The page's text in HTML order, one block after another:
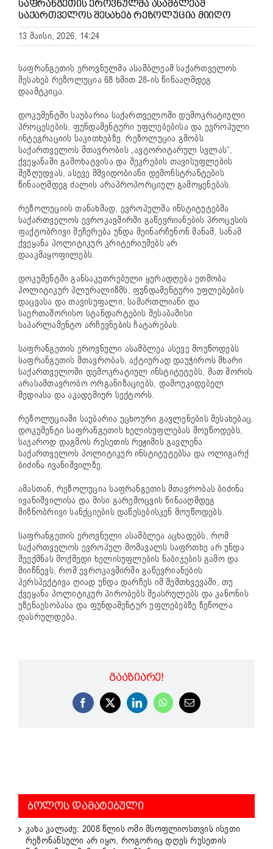
ᲡᲐᲤᲠᲐᲜᲒᲔᲗᲘᲡ ᲔᲠᲝᲕᲜᲣᲚᲛᲐ ᲐᲡᲐᲛᲑᲚᲔᲐᲛ
ᲡᲐᲥᲐᲠᲗᲕᲔᲚᲝᲡ ᲨᲔᲡᲐᲮᲔᲑ ᲠᲔᲖᲝᲚᲣᲪᲘᲐ ᲛᲘᲘᲦᲝ
13 მაისი, 2026, 14:24
საფრანგეთის ეროვნულმა ასამბლეამ საქართველოს
შესახებ რეზოლუცია 68 ხმით 28-ის წინააღმდეგ
დაამტკიცა.
დოკუმენტში საუბარია საქართველოში დემოკრატიული
პროცესების, ფუნდამენტური უფლებებისა და ევროპული
ინტეგრაციის საკითხებზე. რეზოლუცია გმობს
საქართველოს მთავრობის „ავტორიტარულ სვლას“,
ქვეყანაში გამოხატვისა და შეკრების თავისუფლების
შეზღუდვას, ასევე მშვიდობიანი დემონსტრანტების
წინააღმდეგ ძალის არაპროპორციულ გამოყენებას.
რეზოლუციის თანახმად, ევროპულმა ინსტიტუტებმა
საქართველოს ევროკავშირში გაწევრიანების პროცესის
ფაქტობრივი შეჩერება უნდა შეინარჩუნონ მანამ, სანამ
ქვეყანა პოლიტიკურ კრიტერიუმებს არ
დააკმაყოფილებს.
დოკუმენტში განსაკუთრებული ყურადღება ეთმობა
პოლიტიკურ პლურალიზმს, ფუნდამენტური უფლებების
დაცვასა და თავისუფალი, სამართლიანი და
საერთაშორისო სტანდარტების შესაბამისი
საპარლამენტო არჩევნების ჩატარებას.
საფრანგეთის ეროვნული ასამბლეა ასევე მოუწოდებს
საფრანგეთის მთავრობას, აქტიურად დაუჭიროს მხარი
საქართველოში დემოკრატიულ ინსტიტუტებს, მათ შორის
არასამთავრობო ორგანიზაციებს, დამოუკიდებელ
მედიასა და აკადემიურ სექტორს.
რეზოლუციაში საუბარია უცხოური გავლენების შესახებაც.
დოკუმენტი საფრანგეთის ხელისუფლებას მოუწოდებს,
საჯაროდ დაგმოს რუსეთის რეჟიმის გავლენა
საქართველოს პოლიტიკურ ინსტიტუტებსა და ოლიგარქ
ბიძინა ივანიშვილზე.
ამასთან, რეზოლუცია საფრანგეთის მთავრობას ბიძინა
ივანიშვილისა და მისი გარემოცვის წინააღმდეგ
მიზნობრივი სანქციების დაწესებისკენ მოუწოდებს.
საფრანგეთის ეროვნული ასამბლეა აცხადებს, რომ
საქართველოს ევროპულ მომავალს საფრთხე არ უნდა
შეექმნას მოქმედი ხელისუფლების ნაბიჯების გამო და
მიიჩნევს, რომ ევროკავშირში გაწევრიანების
პერსპექტივა ღიად უნდა დარჩეს იმ შემთხვევაში, თუ
ქვეყანა პოლიტიკურ პირობებს შეასრულებს და კანონის
უზენაესობასა და ფუნდამენტურ უფლებებზე ზეწოლა
დასრულდება.
ᲒᲐᲐᲖᲘᲐᲠᲔ!
Facebook
X LinkedInWhatsApp
Email
ᲑᲝᲚᲝᲡ ᲓᲐᲛᲐᲢᲔᲑᲣᲚᲘ
კახა კალაძე: 2008 წლის ომი მსოფლიოსთვის ისეთი
რეზონანსული არ იყო, როგორიც დღეს რუსეთის